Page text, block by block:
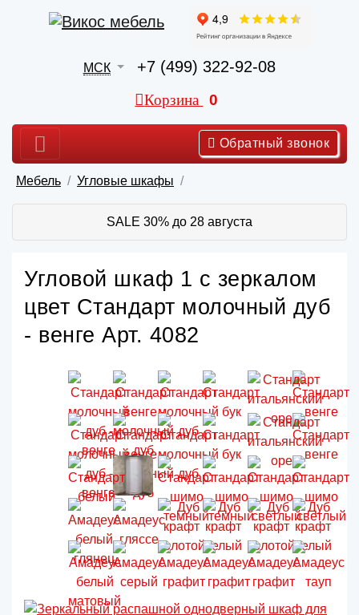
МСК +7 (499) 322-92-08
Корзина 0
Обратный звонок
Мебель Угловые шкафы
SALE 30% до 28 августа
Угловой шкаф 1 с зеркалом
цвет Стандарт молочный дуб
- венге Арт. 4082